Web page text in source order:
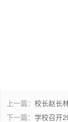
上一篇： 校长赵长
下一篇： 学校召开